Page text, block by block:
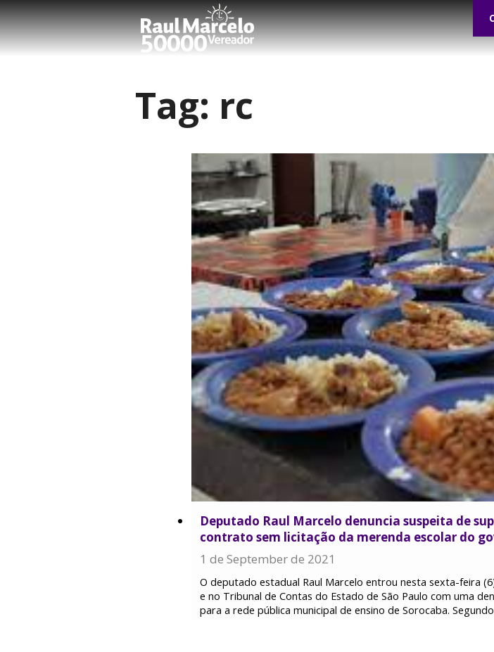
Tag: rc
Deputado Raul Marcelo denuncia suspeita de
contrato sem licitação da merenda escolar do
1 de September de 2021
O deputado estadual Raul Marcelo entrou nesta sexta-feira
e no Tribunal de Contas do Estado de São Paulo com uma
para a rede pública municipal de ensino de Sorocaba.